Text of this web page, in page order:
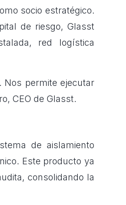
socio estratégico.
de riesgo, Glasst
red logística
Nos permite ejecutar
CEO de Glasst.
de aislamiento
Este producto ya
consolidando la